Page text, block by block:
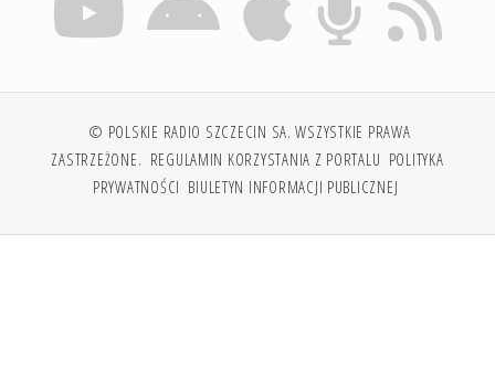
© POLSKIE RADIO SZCZECIN SA. WSZYSTKIE PRAWA
ZASTRZEŻONE. REGULAMIN KORZYSTANIA Z PORTALU POLITYKA
PRYWATNOŚCI BIULETYN INFORMACJI PUBLICZNEJ